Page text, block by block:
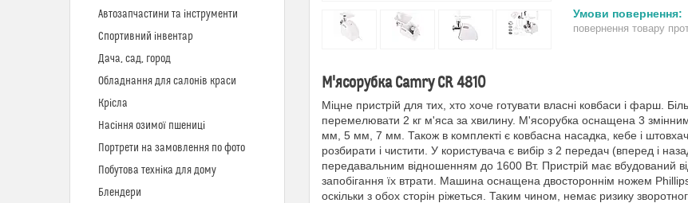
повернення товару
М'ясорубка Camry CR 4810
Міцне пристрій для тих, хто хоче готувати власні ковбаси і фарш.
перемелювати 2 кг м'яса за хвилину. М'ясорубка оснащена 3
мм, 5 мм, 7 мм. Також в комплекті є ковбасна насадка, кебе і
розбирати і чистити. У користувача є вибір з 2 передач (вперед і
передавальним відношенням до 1600 Вт. Пристрій має вбудований
запобігання їх втрати. Машина оснащена двостороннім ножем
оскільки з обох сторін ріжеться. Таким чином, немає ризику
Автозапчастини та інструменти
Спортивний інвентар
Дача, сад, город
Обладнання для салонів краси
Крісла
Насіння озимої пшениці
Портрети на замовлення по фото
Побутова техніка для дому
Блендери